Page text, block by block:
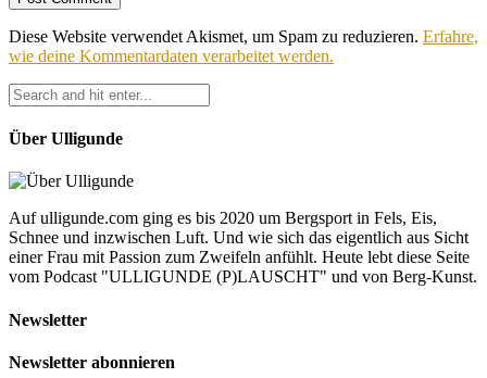
Diese Website verwendet Akismet, um Spam zu reduzieren. Erfahre,
wie deine Kommentardaten verarbeitet werden.
Über Ulligunde
Auf ulligunde.com ging es bis 2020 um Bergsport in Fels, Eis,
Schnee und inzwischen Luft. Und wie sich das eigentlich aus Sicht
einer Frau mit Passion zum Zweifeln anfühlt. Heute lebt diese Seite
vom Podcast "ULLIGUNDE (P)LAUSCHT" und von Berg-Kunst.
Newsletter
Newsletter abonnieren